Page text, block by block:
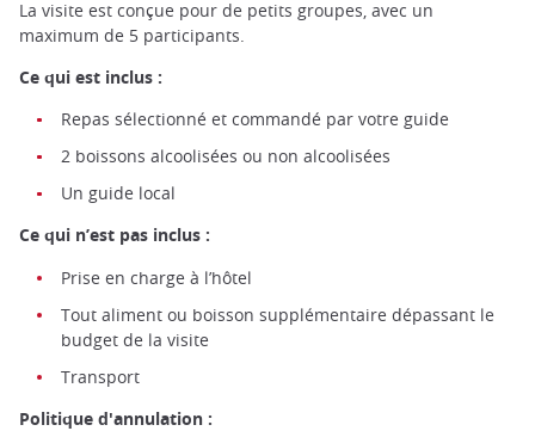
Le quartier de Dotonbori à Osaka©️Alexander
Smagin/Unsplash
La visite est conçue pour de petits groupes, avec un
maximum de 5 participants.
Ce qui est inclus :
Repas sélectionné et commandé par votre guide
2 boissons alcoolisées ou non alcoolisées
Un guide local
Ce qui n’est pas inclus :
Prise en charge à l’hôtel
Tout aliment ou boisson supplémentaire dépassant le
budget de la visite
Transport
Politique d'annulation :